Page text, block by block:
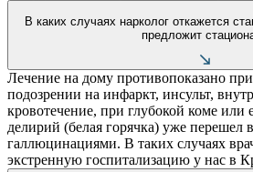
В каких случаях нарколог откажется
предложит
Лечение на дому противопоказано
подозрении на инфаркт, инсульт,
кровотечение, при глубокой коме или
делирий (белая горячка) уже перешел
галлюцинациями. В таких случаях
экстренную госпитализацию у нас в